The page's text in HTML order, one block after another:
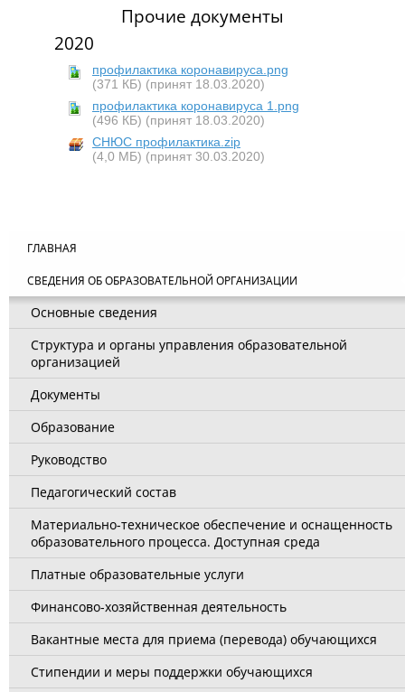
Прочие документы
2020
профилактика коронавируса.png
(371 КБ) (принят 18.03.2020)
профилактика коронавируса 1.png
(496 КБ) (принят 18.03.2020)
СНЮС профилактика.zip
(4,0 МБ) (принят 30.03.2020)
ГЛАВНАЯ
СВЕДЕНИЯ ОБ ОБРАЗОВАТЕЛЬНОЙ ОРГАНИЗАЦИИ
Основные сведения
Структура и органы управления образовательной
организацией
Документы
Образование
Руководство
Педагогический состав
Материально-техническое обеспечение и оснащенность
образовательного процесса. Доступная среда
Платные образовательные услуги
Финансово-хозяйственная деятельность
Вакантные места для приема (перевода) обучающихся
Стипендии и меры поддержки обучающихся